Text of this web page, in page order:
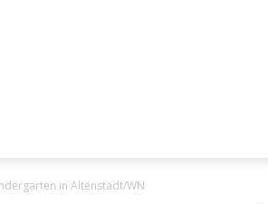
in Altenstadt/WN